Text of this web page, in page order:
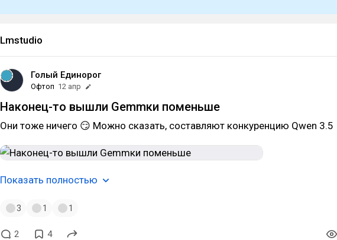
Lmstudio
Голый Единорог
Офтоп 12 апр
Наконец-то вышли Gemmки поменьше
Они тоже ничего 😏 Можно сказать, составляют конкуренцию Qwen 3.5
Показать полностью
3 1 1
2 4